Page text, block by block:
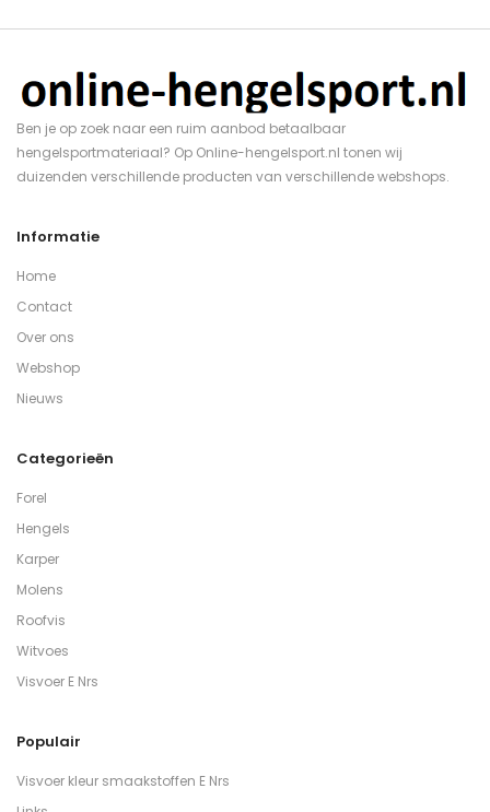
Ben je op zoek naar een ruim aanbod betaalbaar
hengelsportmateriaal? Op Online-hengelsport.nl tonen wij
duizenden verschillende producten van verschillende webshops.
Informatie
Home
Contact
Over ons
Webshop
Nieuws
Categorieën
Forel
Hengels
Karper
Molens
Roofvis
Witvoes
Visvoer E Nrs
Populair
Visvoer kleur smaakstoffen E Nrs